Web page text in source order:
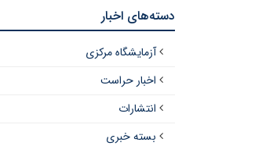
دسته‌های اخبار
آزمایشگاه مرکزی
اخبار حراست
انتشارات
بسته خبری